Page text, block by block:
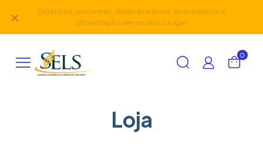
Didáticos, uniformes, desbravadores, aventureiros e
alimentação em um único lugar!
✕
0
Loja